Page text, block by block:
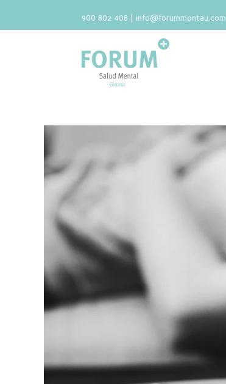
900 802 408 | info@forummontau.com